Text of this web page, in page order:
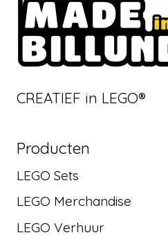
CREATIEF in LEGO®
Producten
LEGO Sets
LEGO Merchandise
LEGO Verhuur